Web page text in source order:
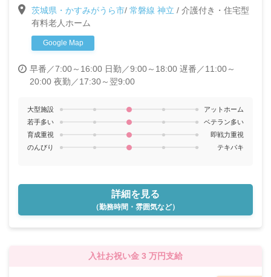
きの秘訣をご紹介します。
茨城県・かすみがうら市/ 常磐線 神立 / 介護付き・住宅型
有料老人ホーム
Google Map
早番／7:00～16:00 日勤／9:00～18:00 遅番／11:00～
20:00 夜勤／17:30～翌9:00
大型施設
アットホーム
若手多い
ベテラン多い
育成重視
即戦力重視
のんびり
テキパキ
詳細を見る
（勤務時間・雰囲気など）
入社お祝い金 3 万円支給